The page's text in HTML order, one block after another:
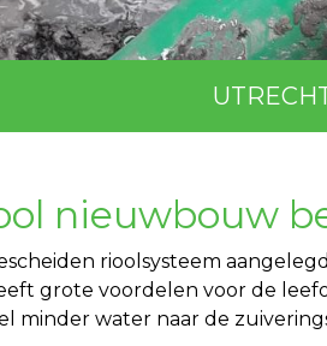
nieuwbouw
rioolsysteem
grote voordelen voor de
minder water naar de